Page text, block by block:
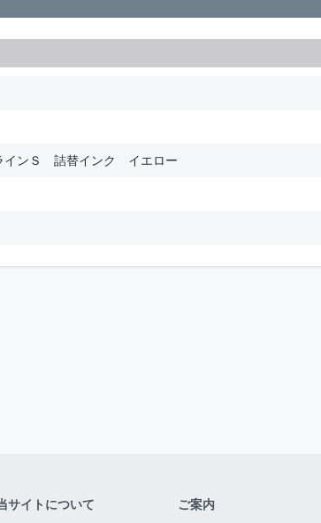
インＳ 詰替インク イエロー
サイトについて ご案内